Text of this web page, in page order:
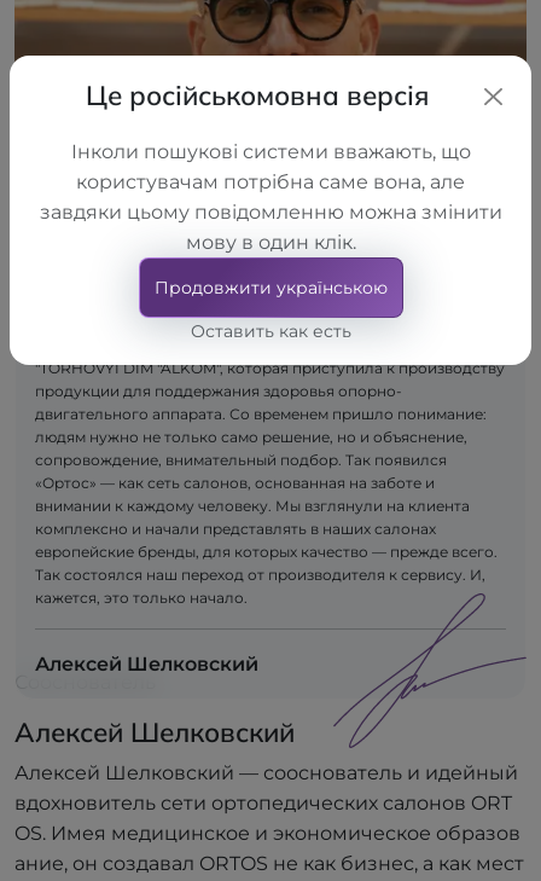
Сначала появилась идея — создавать качественные
"TORHOVYI DIM "ALKOM", которая приступила к производству
продукции для поддержания здоровья опорно-
двигательного аппарата. Со временем пришло понимание:
людям нужно не только само решение, но и объяснение,
сопровождение, внимательный подбор. Так появился
«Ортос» — как сеть салонов, основанная на заботе и
внимании к каждому человеку. Мы взглянули на клиента
комплексно и начали представлять в наших салонах
европейские бренды, для которых качество — прежде всего.
Так состоялся наш переход от производителя к сервису. И,
кажется, это только начало.
Алексей Шелковский
Алексей Шелковский
Алексей Шелковский — сооснователь и идейный
вдохновитель сети ортопедических салонов ORT
OS. Имея медицинское и экономическое образов
ание, он создавал ORTOS не как бизнес, а как мест
Це російськомовна версія
Інколи пошукові системи вважають, що
користувачам потрібна саме вона, але
завдяки цьому повідомленню можна змінити
мову в один клік.
Продовжити українською
Оставить как есть